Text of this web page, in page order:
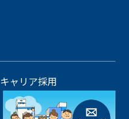
キャリア採用